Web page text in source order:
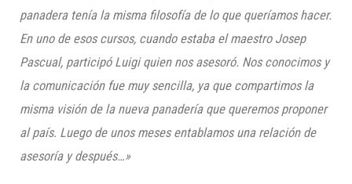
panadera tenía la misma filosofía de lo que queríamos hacer.
En uno de esos cursos, cuando estaba el maestro Josep
Pascual, participó Luigi quien nos asesoró. Nos conocimosy
la comunicación fue muy sencilla, ya que compartimos la
misma visión de la nueva panadería que queremos proponer
al país. Luego de unos meses entablamos una relación de
asesoría y después…»